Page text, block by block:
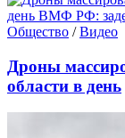
Общество /Видео
Дроны
области в день